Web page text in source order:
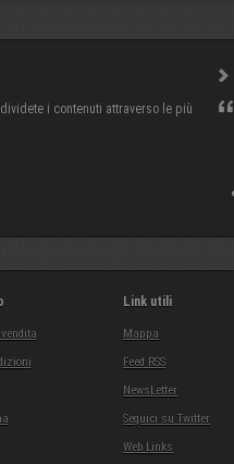
i contenuti attraverso le più
Link utili
Mappa
Feed RSS
NewsLetter
Seguici su Twitter
Web Links